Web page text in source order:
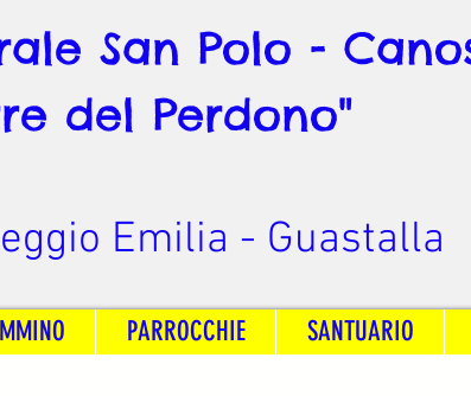
San Polo -
del Perdono"
Emilia - Guastalla
PARROCCHIE SANTUARIO